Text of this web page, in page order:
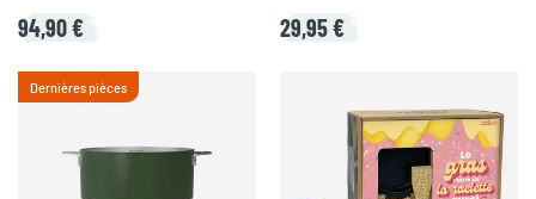
94,90 € 29,95 €
Dernières pièces